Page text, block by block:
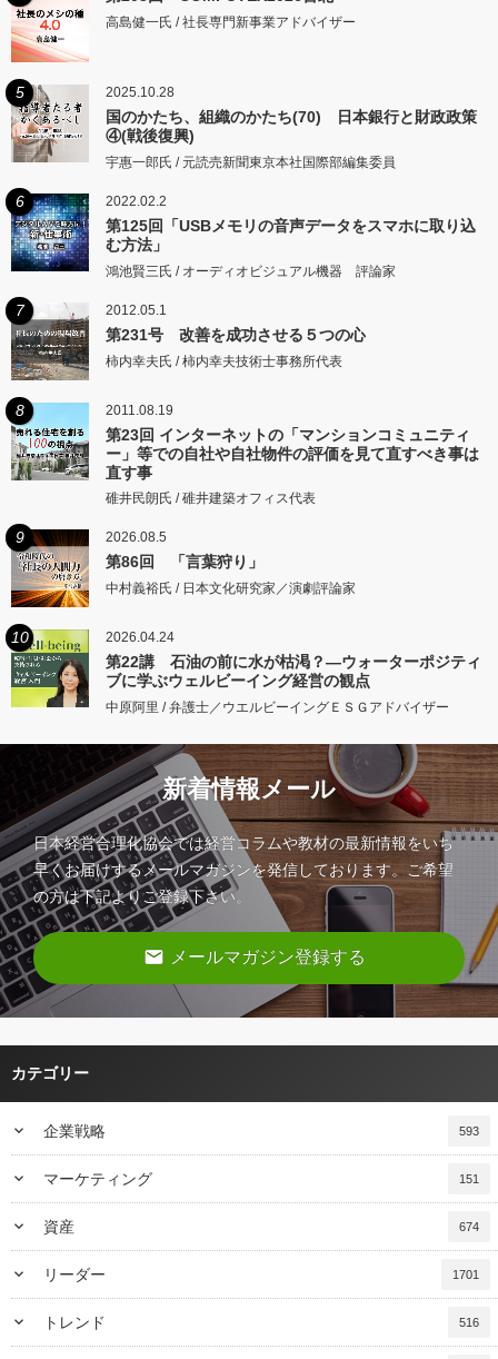
高島健一氏 / 社長専門新事業アドバイザー
5 2025.10.28
国のかたち、組織のかたち(70) 日本銀行と財政政策
④(戦後復興)
宇惠一郎氏 / 元読売新聞東京本社国際部編集委員
6 2022.02.2
第125回「USBメモリの音声データをスマホに取り込
む方法」
鴻池賢三氏 / オーディオビジュアル機器 評論家
7 2012.05.1
第231号 改善を成功させる５つの心
柿内幸夫氏 / 柿内幸夫技術士事務所代表
8 2011.08.19
第23回 インターネットの「マンションコミュニティ
ー」等での自社や自社物件の評価を見て直すべき事は
直す事
碓井民朗氏 / 碓井建築オフィス代表
9 2026.08.5
第86回 「言葉狩り」
中村義裕氏 / 日本文化研究家／演劇評論家
10 2026.04.24
第22講 石油の前に水が枯渇？―ウォーターポジティ
ブに学ぶウェルビーイング経営の観点
中原阿里 / 弁護士／ウエルビーイングＥＳＧアドバイザー
新着情報メール
日本経営合理化協会では経営コラムや教材の最新情報をいち
早くお届けするメールマガジンを発信しております。ご希望
の方は下記よりご登録下さい。
email メールマガジン登録する
カテゴリー
keyboard_arrow_down 企業戦略 593
keyboard_arrow_down マーケティング 151
keyboard_arrow_down 資産 674
keyboard_arrow_down リーダー 1701
keyboard_arrow_down トレンド 516